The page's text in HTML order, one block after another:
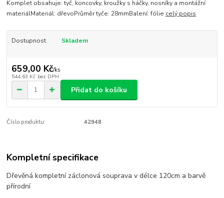
Komplet obsahuje: tyč, koncovky, kroužky s háčky, nosníky a montážní
materiálMateriál: dřevoPrůměr tyče: 28mmBalení: fólie celý popis
Dostupnost Skladem
659,00 Kč/ks
544,63 Kč bez DPH
Přidat do košíku
Číslo produktu: 42948
Kompletní specifikace
Dřevěná kompletní záclonová souprava v délce 120cm a barvě
přírodní